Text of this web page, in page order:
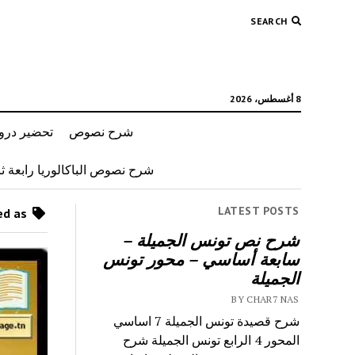
SEARCH
8 أغسطس، 2026
شرح نصوص تحضير
شرح نصوص الباكالوريا رابعة
LATEST POSTS
شرح نص تونس الجميلة –
سابعة أساسي – محور تونس
الجميلة
BY CHAR7 NAS
شرح قصيدة تونس الجميلة 7 اساسي
المحور 4 الرابع تونس الجميلة شرح